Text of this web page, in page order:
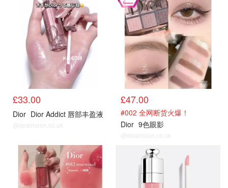
£33.00
Dior Dior Addict 唇部丰盈液
@dealmoon.co.uk
£47.00
#002 全网断货火爆！
Dior 9色眼影
@dealmoon.co.uk
热卖